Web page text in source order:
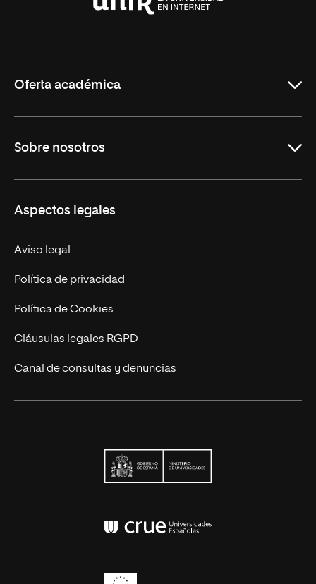
Oferta académica
Maestrías
Sobre nosotros
Trabaja en UNIR
Actualidad
Contacto
Aspectos legales
Aviso legal
Política de privacidad
Política de Cookies
Cláusulas legales RGPD
Canal de consultas y denuncias
Conferencia de